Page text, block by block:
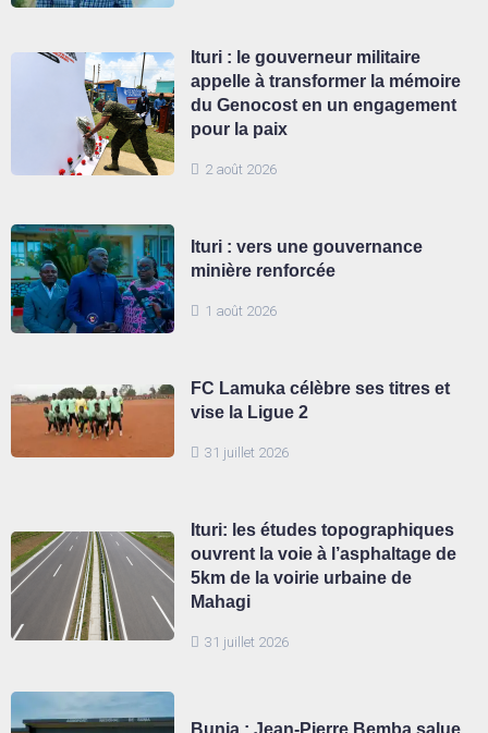
2 août 2026
Ituri : le gouverneur militaire
appelle à transformer la mémoire
du Genocost en un engagement
pour la paix
1 août 2026
Ituri : vers une gouvernance
minière renforcée
31 juillet 2026
FC Lamuka célèbre ses titres et
vise la Ligue 2
31 juillet 2026
Ituri: les études topographiques
ouvrent la voie à l’asphaltage de
5km de la voirie urbaine de
Mahagi